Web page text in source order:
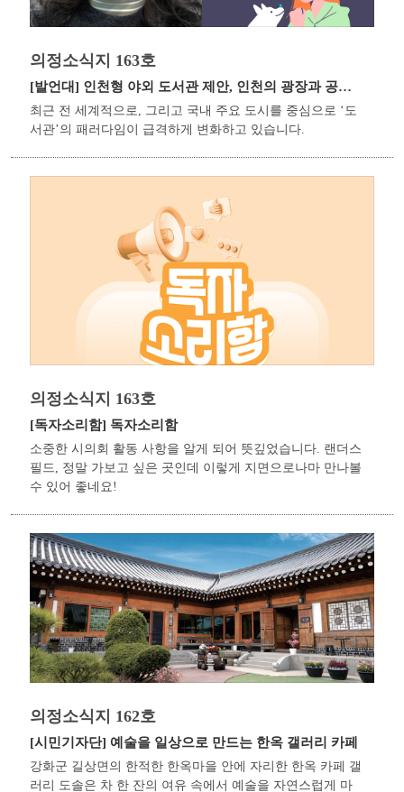
의정소식지 163호
[발언대] 인천형 야외 도서관 제안, 인천의 광장과 공원을 시민의 서재로
최근 전 세계적으로, 그리고 국내 주요 도시를 중심으로 ‘도
서관’의 패러다임이 급격하게 변화하고 있습니다.
의정소식지 163호
[독자소리함] 독자소리함
소중한 시의회 활동 사항을 알게 되어 뜻깊었습니다. 랜더스
필드, 정말 가보고 싶은 곳인데 이렇게 지면으로나마 만나볼
수 있어 좋네요!
의정소식지 162호
[시민기자단] 예술을 일상으로 만드는 한옥 갤러리 카페
강화군 길상면의 한적한 한옥마을 안에 자리한 한옥 카페 갤
러리 도솔은 차 한 잔의 여유 속에서 예술을 자연스럽게 마